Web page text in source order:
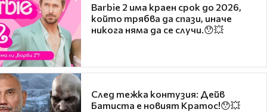
Barbie 2 има краен срок до 2026,
който трябва да спази, иначе
никога няма да се случи.😯💥
След тежка контузия: Дейв
Батиста е новият Кратос!😯💥